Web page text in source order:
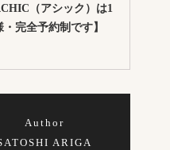
（アシック）は1
完全予約制です】
Author
ARIGA